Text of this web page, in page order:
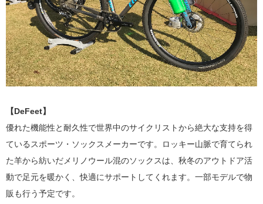
【DeFeet】
優れた機能性と耐久性で世界中のサイクリストから絶大な支持を得
ているスポーツ・ソックスメーカーです。ロッキー山脈で育てられ
た羊から紡いだメリノウール混のソックスは、秋冬のアウトドア活
動で足元を暖かく、快適にサポートしてくれます。一部モデルで物
販も行う予定です。